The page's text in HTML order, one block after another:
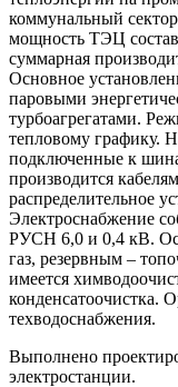
коммунальный сектор
мощность ТЭЦ
суммарная
Основное
паровыми
турбоагрегатами.
тепловому графику.
подключенные к
производится
распределительное
Электроснабжение
РУСН 6,0 и 0,4 кВ.
газ, резервным –
имеется
конденсатоочистка.
техводоснабжения.
Выполнено
электростанции.